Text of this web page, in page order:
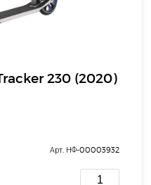
230 (2020)
Арт. НФ-00003932